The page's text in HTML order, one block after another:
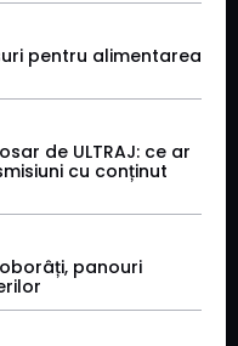
pentru alimentarea
de ULTRAJ: ce ar
cu conținut
panouri